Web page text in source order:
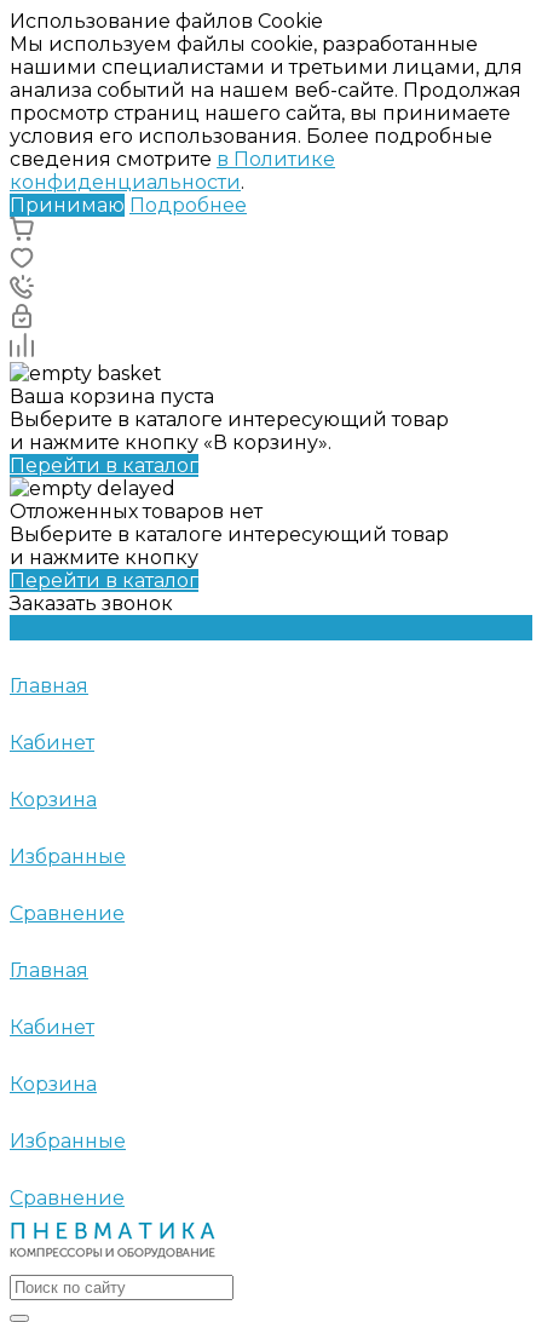
Использование файлов Cookie
Мы используем файлы cookie, разработанные
нашими специалистами и третьими лицами, для
анализа событий на нашем веб-сайте. Продолжая
просмотр страниц нашего сайта, вы принимаете
условия его использования. Более подробные
сведения смотрите в Политике
конфиденциальности.
Принимаю Подробнее
Ваша корзина пуста
Выберите в каталоге интересующий товар
и нажмите кнопку «В корзину».
Перейти в каталог
Отложенных товаров нет
Выберите в каталоге интересующий товар
и нажмите кнопку
Перейти в каталог
Заказать звонок
Главная
Кабинет
Корзина
Избранные
Сравнение
Главная
Кабинет
Корзина
Избранные
Сравнение